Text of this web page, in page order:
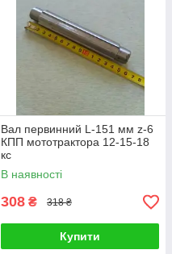
Вал первинний L-151 мм z-6
КПП мототрактора 12-15-18
кс
В наявності
308 ₴ 318 ₴
Купити